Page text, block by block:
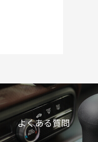
よくある質問